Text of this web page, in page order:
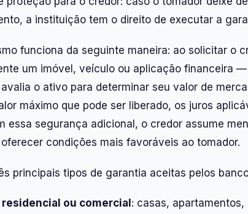
a instituição tem o direito de executar a
funciona da seguinte maneira: ao solicitar o
um imóvel, veículo ou aplicação financeira
o ativo para determinar seu valor de
máximo que pode ser liberado, os juros
essa segurança adicional, o credor assume
condições mais favoráveis ao tomador.
principais tipos de garantia aceitas pelos
residencial ou comercial : casas,